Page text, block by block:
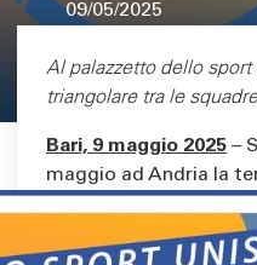
09/05/2025
Area di testo
Al palazzetto dello sport
triangolare tra le
Bari, 9 maggio 2025 –
maggio ad Andria la